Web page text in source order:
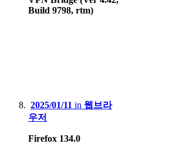
Build 9798, rtm)
2025/01/11 in 웹브라
우저
Firefox 134.0